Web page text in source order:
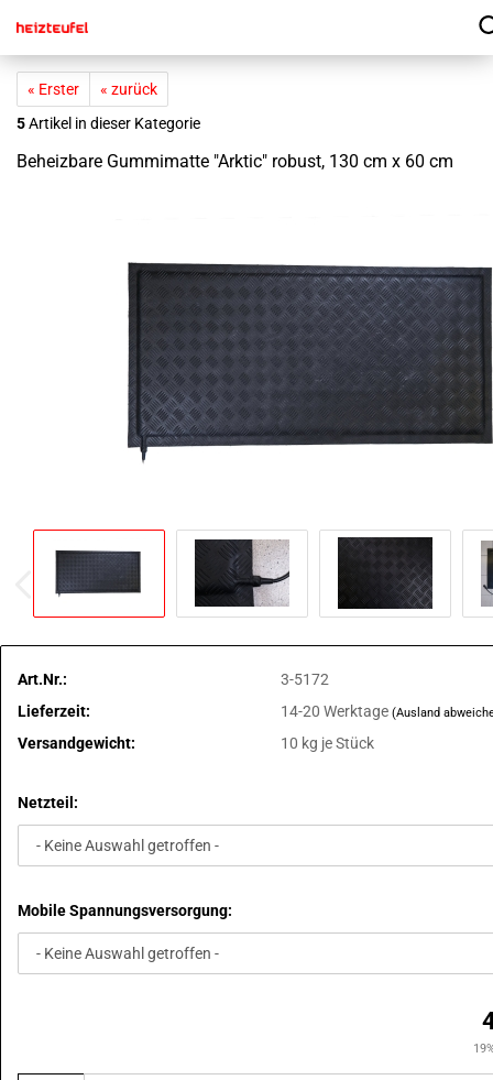
« Erster
« zurück
5Artikel in dieser Kategorie
Be­heiz­ba­re Gum­mi­mat­te "Ark­tic" ro­bust, 130 cm x 60 cm
Art.Nr.:
3-5172
Lieferzeit:
14-20 Werktage(Ausland
Versandgewicht: 10 kg je Stück
Netzteil:
Mobile Spannungsversorgung: